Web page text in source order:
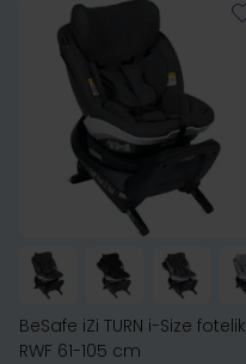
BeSafe iZi TURN i-Size fotelik
RWF 61-105 cm